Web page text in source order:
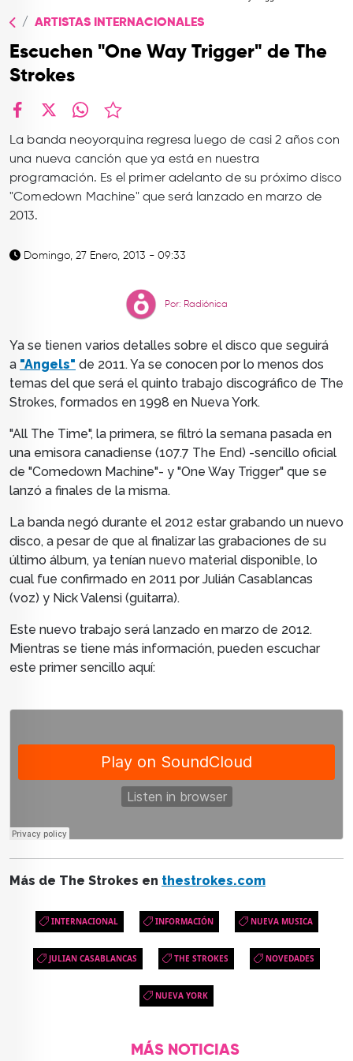
CONTACTO
ARTISTAS INTERNACIONALES
Escuchen "One Way Trigger" de The
Strokes
La banda neoyorquina regresa luego de casi 2 años con
una nueva canción que ya está en nuestra
programación. Es el primer adelanto de su próximo disco
"Comedown Machine" que será lanzado en marzo de
2013.
Domingo, 27 Enero, 2013 - 09:33
Por: Radiónica
Ya se tienen varios detalles sobre el disco que seguirá
a "Angels" de 2011. Ya se conocen por lo menos dos
temas del que será el quinto trabajo discográfico de The
Strokes, formados en 1998 en Nueva York.
"All The Time", la primera, se filtró la semana pasada en
una emisora canadiense (107.7 The End) -sencillo oficial
de "Comedown Machine"- y "One Way Trigger" que se
lanzó a finales de la misma.
La banda negó durante el 2012 estar grabando un nuevo
disco, a pesar de que al finalizar las grabaciones de su
último álbum, ya tenían nuevo material disponible, lo
cual fue confirmado en 2011 por Julián Casablancas
(voz) y Nick Valensi (guitarra).
Este nuevo trabajo será lanzado en marzo de 2012.
Mientras se tiene más información, pueden escuchar
este primer sencillo aquí:
Más de The Strokes en thestrokes.com
INTERNACIONAL INFORMACIÓN NUEVA MUSICA
JULIAN CASABLANCAS THE STROKES NOVEDADES
NUEVA YORK
MÁS NOTICIAS